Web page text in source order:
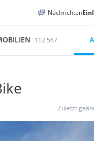
Nachrichten
112.567
Zuletzt